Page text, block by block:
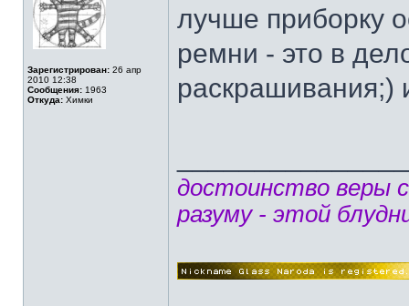
Зарегистрирован: 26 апр
2010 12:38
Сообщения: 1963
Откуда: Химки
лучше приборку
ремни - это в
раскрашивания;)
достоинство веры
разуму - этой